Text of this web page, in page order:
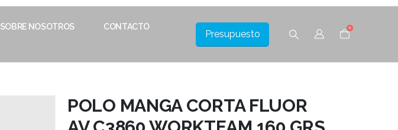
SOBRE NOSOTROS
CONTACTO
Presupuesto
0
POLO MANGA CORTA FLUOR